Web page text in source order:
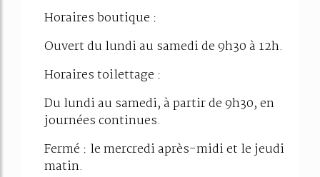
Horaires boutique :
Ouvert du lundi au samedi de 9h30 à 12h.
Horaires toilettage :
Du lundi au samedi, à partir de 9h30, en
journées continues.
Fermé : le mercredi après-midi et le jeudi
matin.